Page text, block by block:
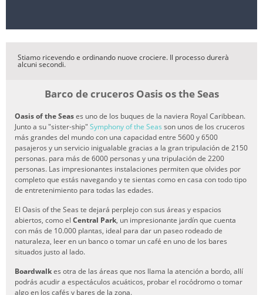
Stiamo ricevendo e ordinando nuove crociere. Il processo durerà
alcuni secondi.
Barco de cruceros Oasis os the Seas
Oasis of the Seases uno de los buques de la naviera Royal Caribbean.
Junto a su "sister-ship" Symphony of the Seas son unos de los cruceros
más grandes del mundo con una capacidad entre 5600 y 6500
pasajeros y un servicio inigualable gracias a la gran tripulación de 2150
personas. para más de 6000 personas y una tripulación de 2200
personas. Las impresionantes instalaciones permiten que olvides por
completo que estás navegando y te sientas como en casa con todo tipo
de entretenimiento para todas las edades.
El Oasis of the Seas te dejará perplejo con sus áreas y espacios
abiertos, como el Central Park, un impresionante jardín que cuenta
con más de 10.000 plantas, ideal para dar un paseo rodeado de
naturaleza, leer en un banco o tomar un café en uno de los bares
situados justo al lado.
Boardwalkes otra de las áreas que nos llama la atención a bordo, allí
podrás acudir a espectáculos acuáticos, probar el rocódromo o tomar
algo en los cafés y bares de la zona.